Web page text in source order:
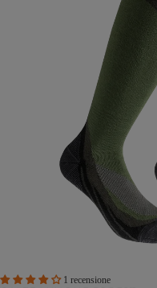
1 recensione